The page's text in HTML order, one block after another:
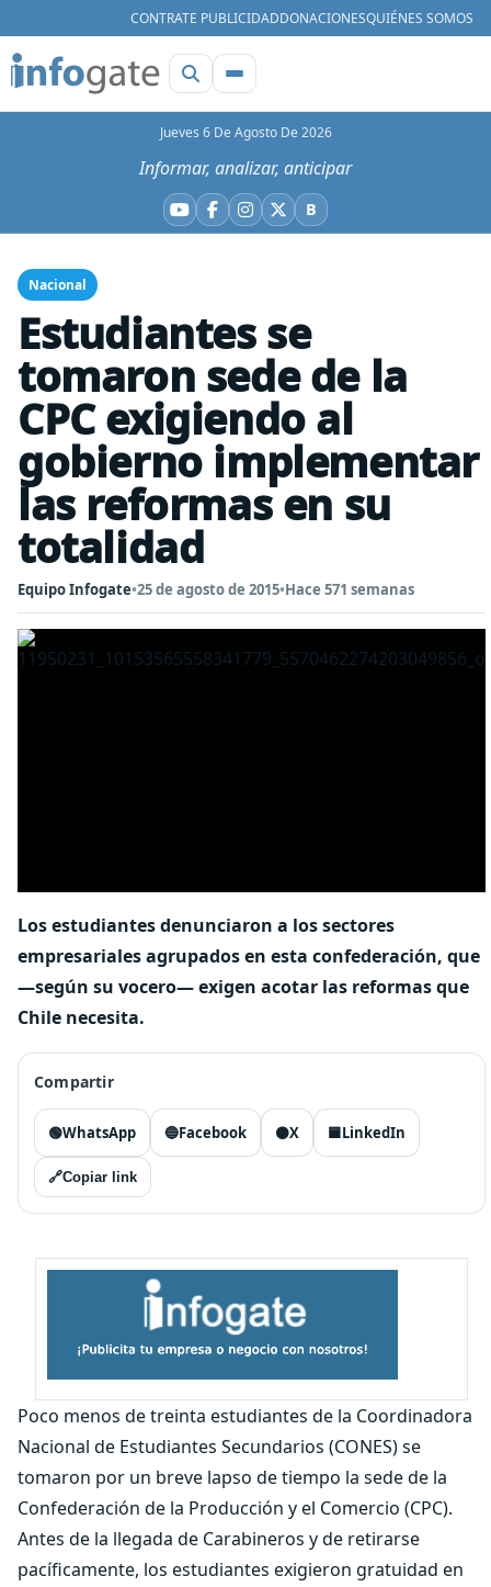
CONTRATE PUBLICIDADDONACIONESQUIÉNES SOMOS
Jueves 6 De Agosto De 2026
Informar, analizar, anticipar
YouTube
Facebook
Instagram
X BBluesky
Nacional
Estudiantes se
tomaron sede de la
CPC exigiendo al
gobierno implementar
las reformas en su
totalidad
Equipo Infogate•25 de agosto de 2015•Hace 571 semanas
Los estudiantes denunciaron a los sectores
empresariales agrupados en esta confederación, que
—según su vocero— exigen acotar las reformas que
Chile necesita.
Compartir
🟢WhatsApp 🔵Facebook ⚫X 🟦LinkedIn
🔗Copiar link
Poco menos de treinta estudiantes de la Coordinadora
Nacional de Estudiantes Secundarios (CONES) se
tomaron por un breve lapso de tiempo la sede de la
Confederación de la Producción y el Comercio (CPC).
Antes de la llegada de Carabineros y de retirarse
pacíficamente, los estudiantes exigieron gratuidad en